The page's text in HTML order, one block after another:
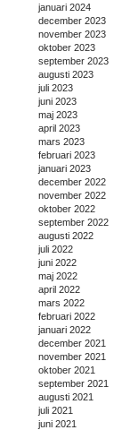
januari 2024
december 2023
november 2023
oktober 2023
september 2023
augusti 2023
juli 2023
juni 2023
maj 2023
april 2023
mars 2023
februari 2023
januari 2023
december 2022
november 2022
oktober 2022
september 2022
augusti 2022
juli 2022
juni 2022
maj 2022
april 2022
mars 2022
februari 2022
januari 2022
december 2021
november 2021
oktober 2021
september 2021
augusti 2021
juli 2021
juni 2021